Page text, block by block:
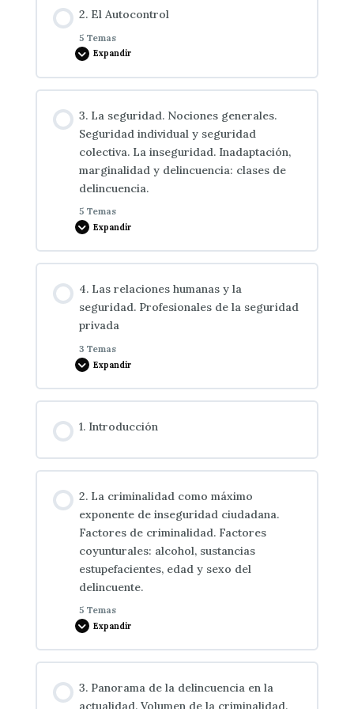
Descripción de Cosas
Descripción de Zonas
Descripción de Edificios.
0% COMPLETADO 0/3 pasos
La Atención
La Percepción
2. El Autocontrol
5 Temas
Expandir
0% COMPLETADO 0/5 pasos
El Autocontrol
El Miedo
El Estrés
Técnicas de Autocontrol
3. La seguridad. Nociones generales.
Seguridad individual y seguridad
colectiva. La inseguridad. Inadaptación,
marginalidad y delincuencia: clases de
delincuencia.
5 Temas
Expandir
0% COMPLETADO
La Seguridad
Nociones Generales de Seguridad
Seguridad Individual y Seguridad Colectiva
La Inseguridad
4. Las relaciones humanas y la
seguridad. Profesionales de la seguridad
privada
3 Temas
Expandir
0% COMPLETADO
La Actitud e Imagen del Vigilante de Seguridad
Privada Ante la Inseguridad
Técnicas de comunicación dirigidas a la
resolución de conflictos.
1. Introducción
2. La criminalidad como máximo
exponente de inseguridad ciudadana.
Factores de criminalidad. Factores
coyunturales: alcohol, sustancias
estupefacientes, edad y sexo del
delincuente.
5 Temas
Expandir
0% COMPLETADO
3. Panorama de la delincuencia en la